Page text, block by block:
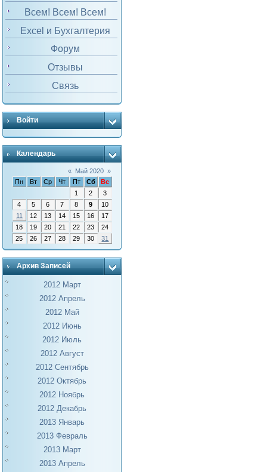
Всем! Всем! Всем!
Excel и Бухгалтерия
Форум
Отзывы
Связь
Войти
Календарь
« Май 2020 »
Пн
Вт Ср Чт Пт Сб
Вс
1
2
3
4
5 6 7 8 9
10
11
12 13 14 15 16
17
18
19 20 21 22 23
24
25
26 27 28 29 30 31
Архив Записей
2012 Март
2012 Апрель
2012 Май
2012 Июнь
2012 Июль
2012 Август
2012 Сентябрь
2012 Октябрь
2012 Ноябрь
2012 Декабрь
2013 Январь
2013 Февраль
2013 Март
2013 Апрель